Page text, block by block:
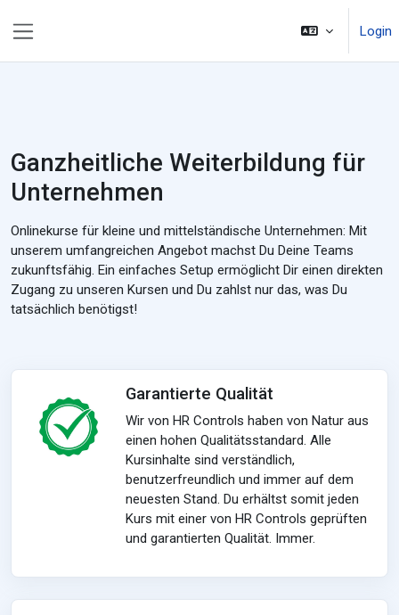
Login
Ganzheitliche Weiterbildung für
Unternehmen
Onlinekurse für kleine und mittelständische Unternehmen: Mit
unserem umfangreichen Angebot machst Du Deine Teams
zukunftsfähig. Ein einfaches Setup ermöglicht Dir einen direkten
Zugang zu unseren Kursen und Du zahlst nur das, was Du
tatsächlich benötigst!
Garantierte Qualität
Wir von HR Controls haben von Natur aus
einen hohen Qualitätsstandard. Alle
Kursinhalte sind verständlich,
benutzerfreundlich und immer auf dem
neuesten Stand. Du erhältst somit jeden
Kurs mit einer von HR Controls geprüften
und garantierten Qualität. Immer.